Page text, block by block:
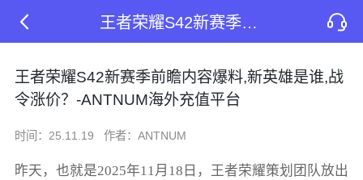
王者荣耀S42新赛季前瞻内容爆料,新英雄是谁,战令涨价？-ANTNUM海外充值平台
王者荣耀S42新赛季前瞻内容爆料,新英雄是谁,战
令涨价？-ANTNUM海外充值平台
时间：25.11.19 作者：ANTNUM
昨天，也就是2025年11月18日，王者荣耀策划团队放出